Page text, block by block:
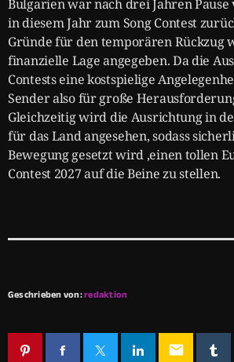
Bulgarien war nach drei Jahren Pause
in diesem Jahr zum Song Contest
Gründe für den temporären Rückzug
finanzielle Lage angegeben. Da die
Contests eine kostspielige
Sender also für große
Gleichzeitig wird die Ausrichtung in
für das Land angesehen, sodass
Bewegung gesetzt wird ,einen tollen
Contest 2027 auf die Beine zu stellen.
Geschrieben von:redaktion
email